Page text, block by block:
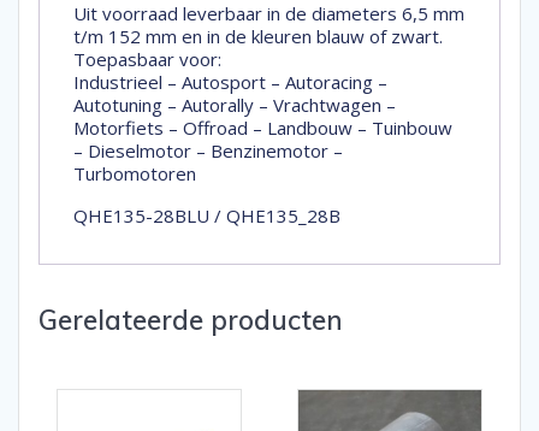
Uit voorraad leverbaar in de diameters 6,5 mm
t/m 152 mm en in de kleuren blauw of zwart.
Toepasbaar voor:
Industrieel – Autosport – Autoracing –
Autotuning – Autorally – Vrachtwagen –
Motorfiets – Offroad – Landbouw – Tuinbouw
– Dieselmotor – Benzinemotor –
Turbomotoren
QHE135-28BLU / QHE135_28B
Gerelateerde producten